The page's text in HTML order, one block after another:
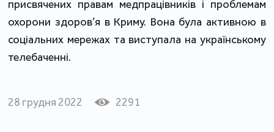
присвячених правам медпрацівників і проблемам
охорони здоров’я в Криму. Вона була активною в
соціальних мережах та виступала на українському
телебаченні.
28 грудня 2022 2291